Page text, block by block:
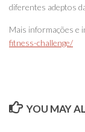
diferentes adeptos
Mais informações e
fitness-challenge/
YOU MAY